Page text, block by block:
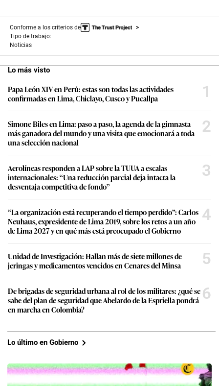
Conforme a los criterios de
Tipo de trabajo:
Noticias
Lo más visto
Papa León XIV en Perú: estas son todas las actividades
confirmadas en Lima, Chiclayo, Cusco y Pucallpa
1
Simone Biles en Lima: paso a paso, la agenda de la gimnasta
más ganadora del mundo y una visita que emocionará a toda
una selección nacional
2
Aerolíneas responden a LAP sobre la TUUA a escalas
internacionales: “Una reducción parcial deja intacta la
desventaja competitiva de fondo”
3
“La organización está recuperando el tiempo perdido”: Carlos
Neuhaus, expresidente de Lima 2019, sobre los retos a un año
de Lima 2027 y en qué más está preocupado el Gobierno
4
Unidad de Investigación: Hallan más de siete millones de
jeringas y medicamentos vencidos en Cenares del Minsa
5
De brigadas de seguridad urbana al rol de los militares: ¿qué se
sabe del plan de seguridad que Abelardo de la Espriella pondrá
en marcha en Colombia?
6
Lo último en Gobierno